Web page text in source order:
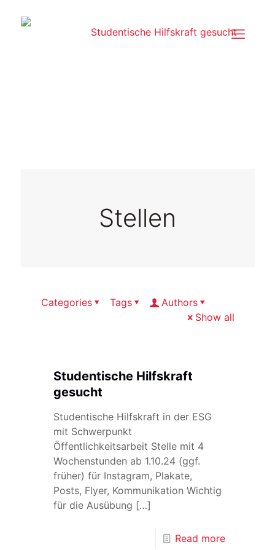
Stellen
Categories Tags
Authors
Show all
Studentische Hilfskraft
gesucht
Studentische Hilfskraft in der ESG
mit Schwerpunkt
Öffentlichkeitsarbeit Stelle mit 4
Wochenstunden ab 1.10.24 (ggf.
früher) für Instagram, Plakate,
Posts, Flyer, Kommunikation Wichtig
für die Ausübung […]
Read more